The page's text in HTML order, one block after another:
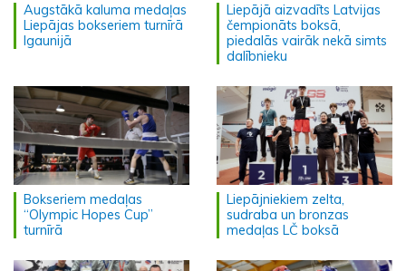
Augstākā kaluma medaļas
Liepājas bokseriem turnīrā
Igaunijā
Liepājā aizvadīts Latvijas
čempionāts boksā,
piedalās vairāk nekā simts
dalībnieku
Bokseriem medaļas
“Olympic Hopes Cup”
turnīrā
Liepājniekiem zelta,
sudraba un bronzas
medaļas LČ boksā